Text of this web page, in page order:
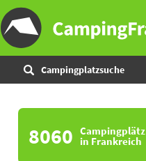
Campingplatzsuche
8060 Campingplätz
in Frankreich